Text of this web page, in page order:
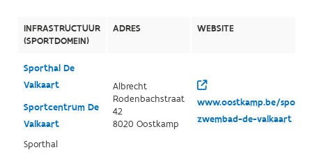
INFRASTRUCTUUR
(SPORTDOMEIN)
ADRES WEBSITE
Sporthal De
Valkaart
Sportcentrum De
Valkaart
Sporthal
Albrecht
Rodenbachstraat
42
8020 Oostkamp
www.oostkamp.be/
zwembad-de-valkaart